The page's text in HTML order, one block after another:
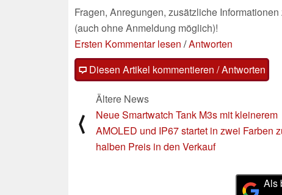
Fragen, Anregungen, zusätzliche
(auch ohne Anmeldung möglich)!
Ersten Kommentar lesen /Antworten
Diesen Artikel kommentieren / Antworten
⟨
Ältere News
Neue Smartwatch Tank M3s mit kleinerem
AMOLED und IP67 startet in zwei Farben
halben Preis in den Verkauf
Als